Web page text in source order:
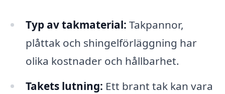
Typ av takmaterial: Takpannor,
plåttak och shingelförläggning har
olika kostnader och hållbarhet.
Takets lutning: Ett brant tak kan vara